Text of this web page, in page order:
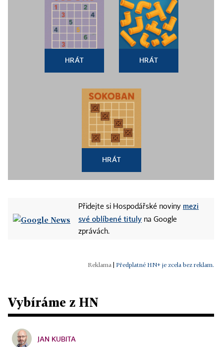
HRÁT HRÁT
HRÁT
Přidejte si Hospodářské noviny mezi
své oblíbené tituly na Google
zprávách.
Předplatné HN+ je zcela bez reklam.
Vybíráme z HN
JAN KUBITA